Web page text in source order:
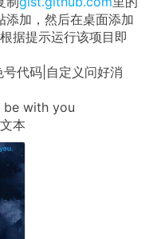
加，然后在桌面添加
据提示运行该项目即
代码|自定义问好消
with you
本